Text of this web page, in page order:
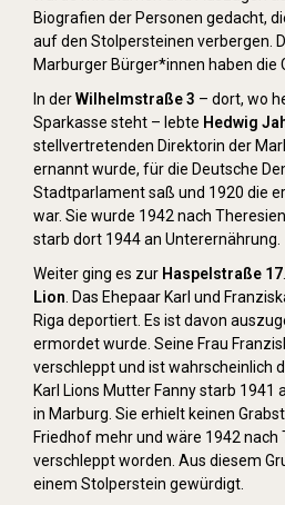
Biografien der Personen gedacht,
auf den Stolpersteinen verbergen.
Marburger Bürger*innen haben die
In derWilhelmstraße 3 – dort, wo
Sparkasse steht – lebte Hedwig
stellvertretenden Direktorin der
ernannt wurde, für die Deutsche
Stadtparlament saß und 1920 die
war. Sie wurde 1942 nach
starb dort 1944 an Unterernährung.
Weiter ging es zur Haspelstraße 17
Lion . Das Ehepaar Karl und
Riga deportiert. Es ist davon
ermordet wurde. Seine Frau
verschleppt und ist wahrscheinlich
Karl Lions Mutter Fanny starb 1941
in Marburg. Sie erhielt keinen
Friedhof mehr und wäre 1942
verschleppt worden. Aus diesem
einem Stolperstein gewürdigt.